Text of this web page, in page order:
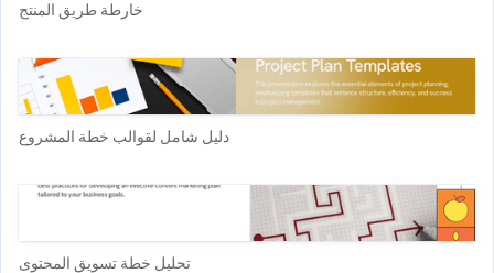
خارطة طريق المنتج
دليل شامل لقوالب خطة المشروع
تحليل خطة تسويق المحتوى